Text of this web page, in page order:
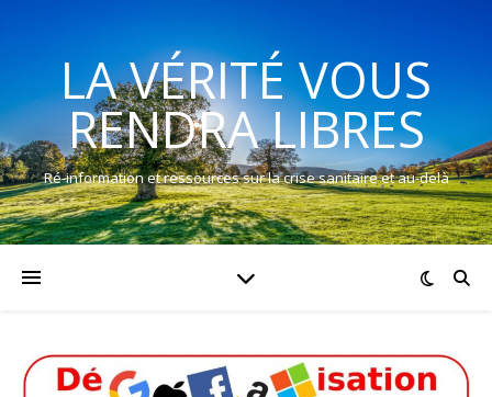
LA VÉRITÉ VOUS
RENDRA LIBRES
Ré-information et ressources sur la crise sanitaire et au-delà